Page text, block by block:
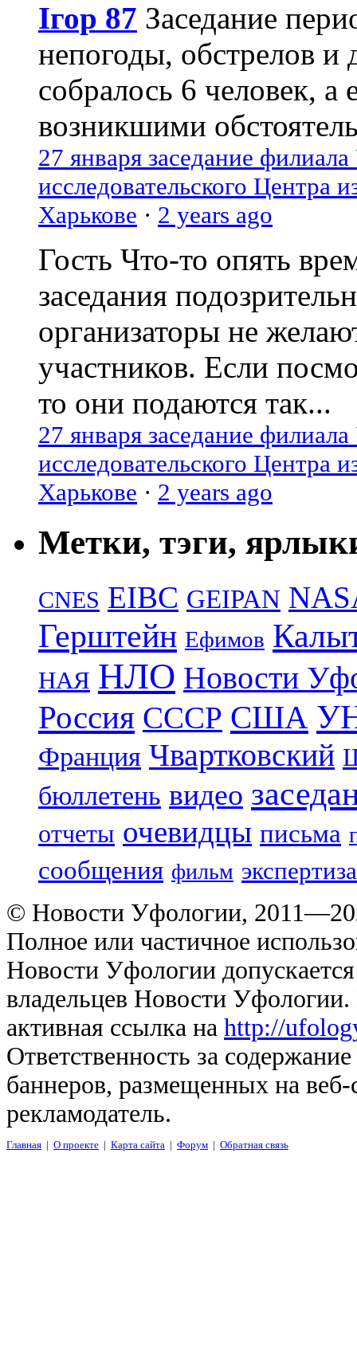
Ігор 87 Заседание
непогоды, обстрелов и
собралось 6 человек, а
возникшими
27 января заседание
исследовательского Центра
Харькове · 2 years ago
Гость Что-то опять
заседания
организаторы не
участников. Если
то они подаются так...
27 января заседание
исследовательского Центра
Харькове · 2 years ago
Метки, тэги,
CNES EIBC GEIPAN
Герштейн Ефимов
НАЯ НЛО Новости
Россия СССР США
Франция Чвартковский
бюллетень видео
отчеты очевидцы письма
сообщения фильм экспертиза
© Новости Уфологии,
Полное или частичное
Новости Уфологии
владельцев Новости
активная ссылка на http://
Ответственность за
баннеров, размещенных на
рекламодатель.
Главная | О проекте | Карта сайта | Форум | Обратная связь